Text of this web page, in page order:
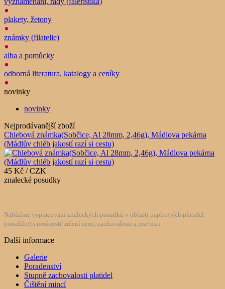
plakety, žetony
známky (filatelie)
alba a pomůcky
odborná literatura, katalogy a ceníky
novinky
novinky
Nejprodávanější zboží
Chlebová známka(Sobčice, Al 28mm, 2,46g), Mádlova pekárna
(Mádlův chléb jakostí razí si cestu)
45 Kč / CZK
znalecké posudky
Nabízíme vypracování znaleckých posudků v oblasti papírových platidel
(notafilie) s možností určení ceny, zachovalosti a pravosti.
Další informace
Galerie
Poradenství
Stupně zachovalosti platidel
Čištění mincí